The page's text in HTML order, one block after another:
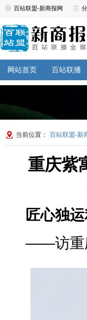
百站联盟-新商报网
网站首页 百站联播
当前位置： 百站联盟-新
重庆紫
匠心独
——访重